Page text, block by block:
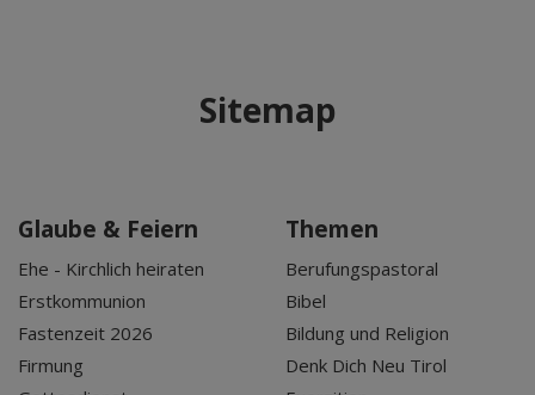
Sitemap
Glaube & Feiern
Ehe - Kirchlich heiraten
Erstkommunion
Fastenzeit 2026
Firmung
Themen
Berufungspastoral
Bibel
Bildung und Religion
Denk Dich Neu Tirol